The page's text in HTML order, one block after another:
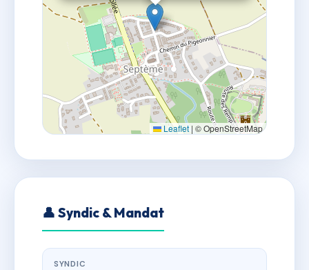
Leaflet | © OpenStreetMap
👤 Syndic & Mandat
SYNDIC